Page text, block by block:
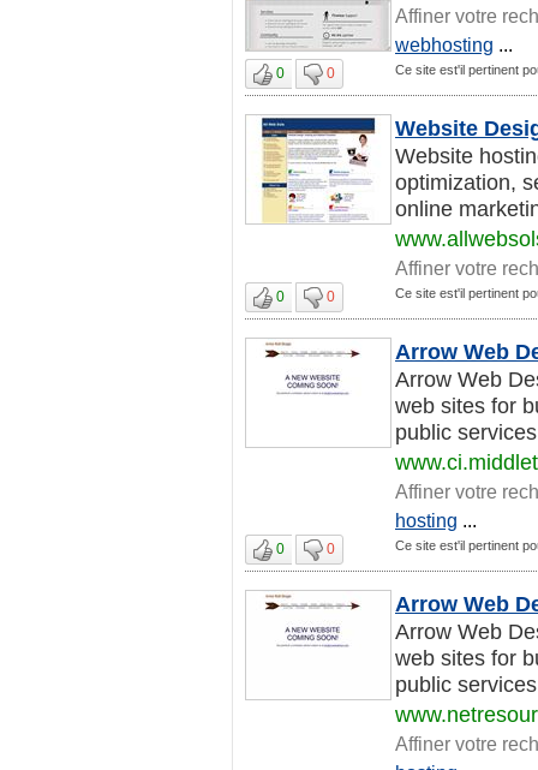
Affiner votre
webhosting ...
0 0 Ce site est'il pertinent
Website
Website
optimization,
online
Affiner votre
0 0 Ce site est'il pertinent
Arrow Web
Arrow Web
web sites for
public
Affiner votre
hosting ...
0 0 Ce site est'il pertinent
Arrow Web
Arrow Web
web sites for
public
Affiner votre